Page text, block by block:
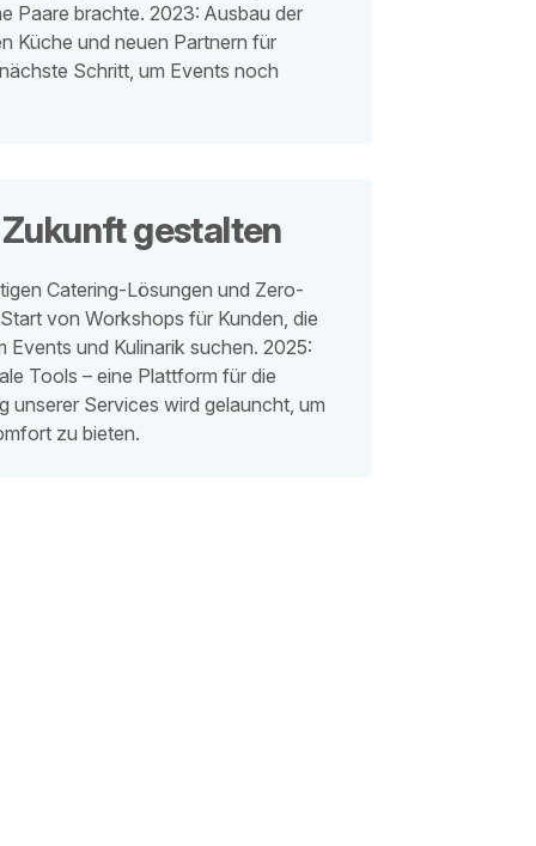
Paare brachte. 2023: Ausbau der
Küche und neuen Partnern für
Schritt, um Events noch
gestalten
Catering-Lösungen und Zero-
von Workshops für Kunden, die
Events und Kulinarik suchen. 2025:
Tools – eine Plattform für die
unserer Services wird gelauncht, um
zu bieten.